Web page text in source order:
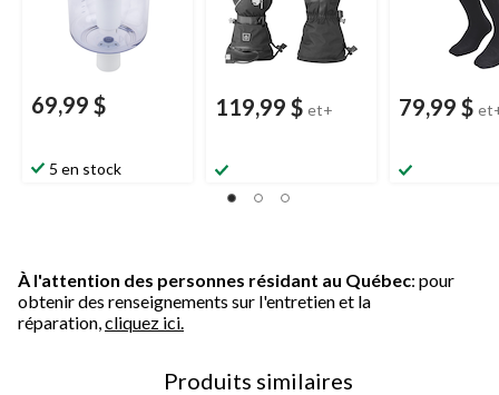
69,99 $
5 en stock
119,99 $ et+ 79,99 $
À l'attention des personnes résidant au Québec: pour
obtenir des renseignements sur l'entretien et la
réparation, cliquez ici.
Produits similaires